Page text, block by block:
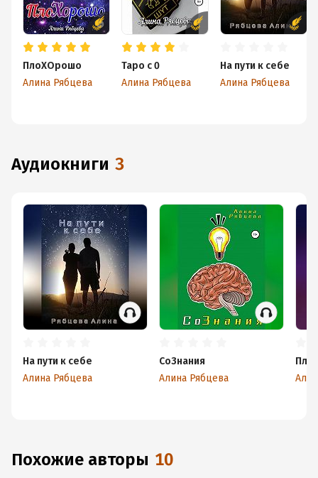
ПлоХОрошо
Алина Рябцева
Таро с 0
Алина Рябцева
На пути к себе
Алина Рябцева
аудиокниги 3
На пути к себе
Алина Рябцева
СоЗнания
Алина Рябцева
Похожие авторы 10